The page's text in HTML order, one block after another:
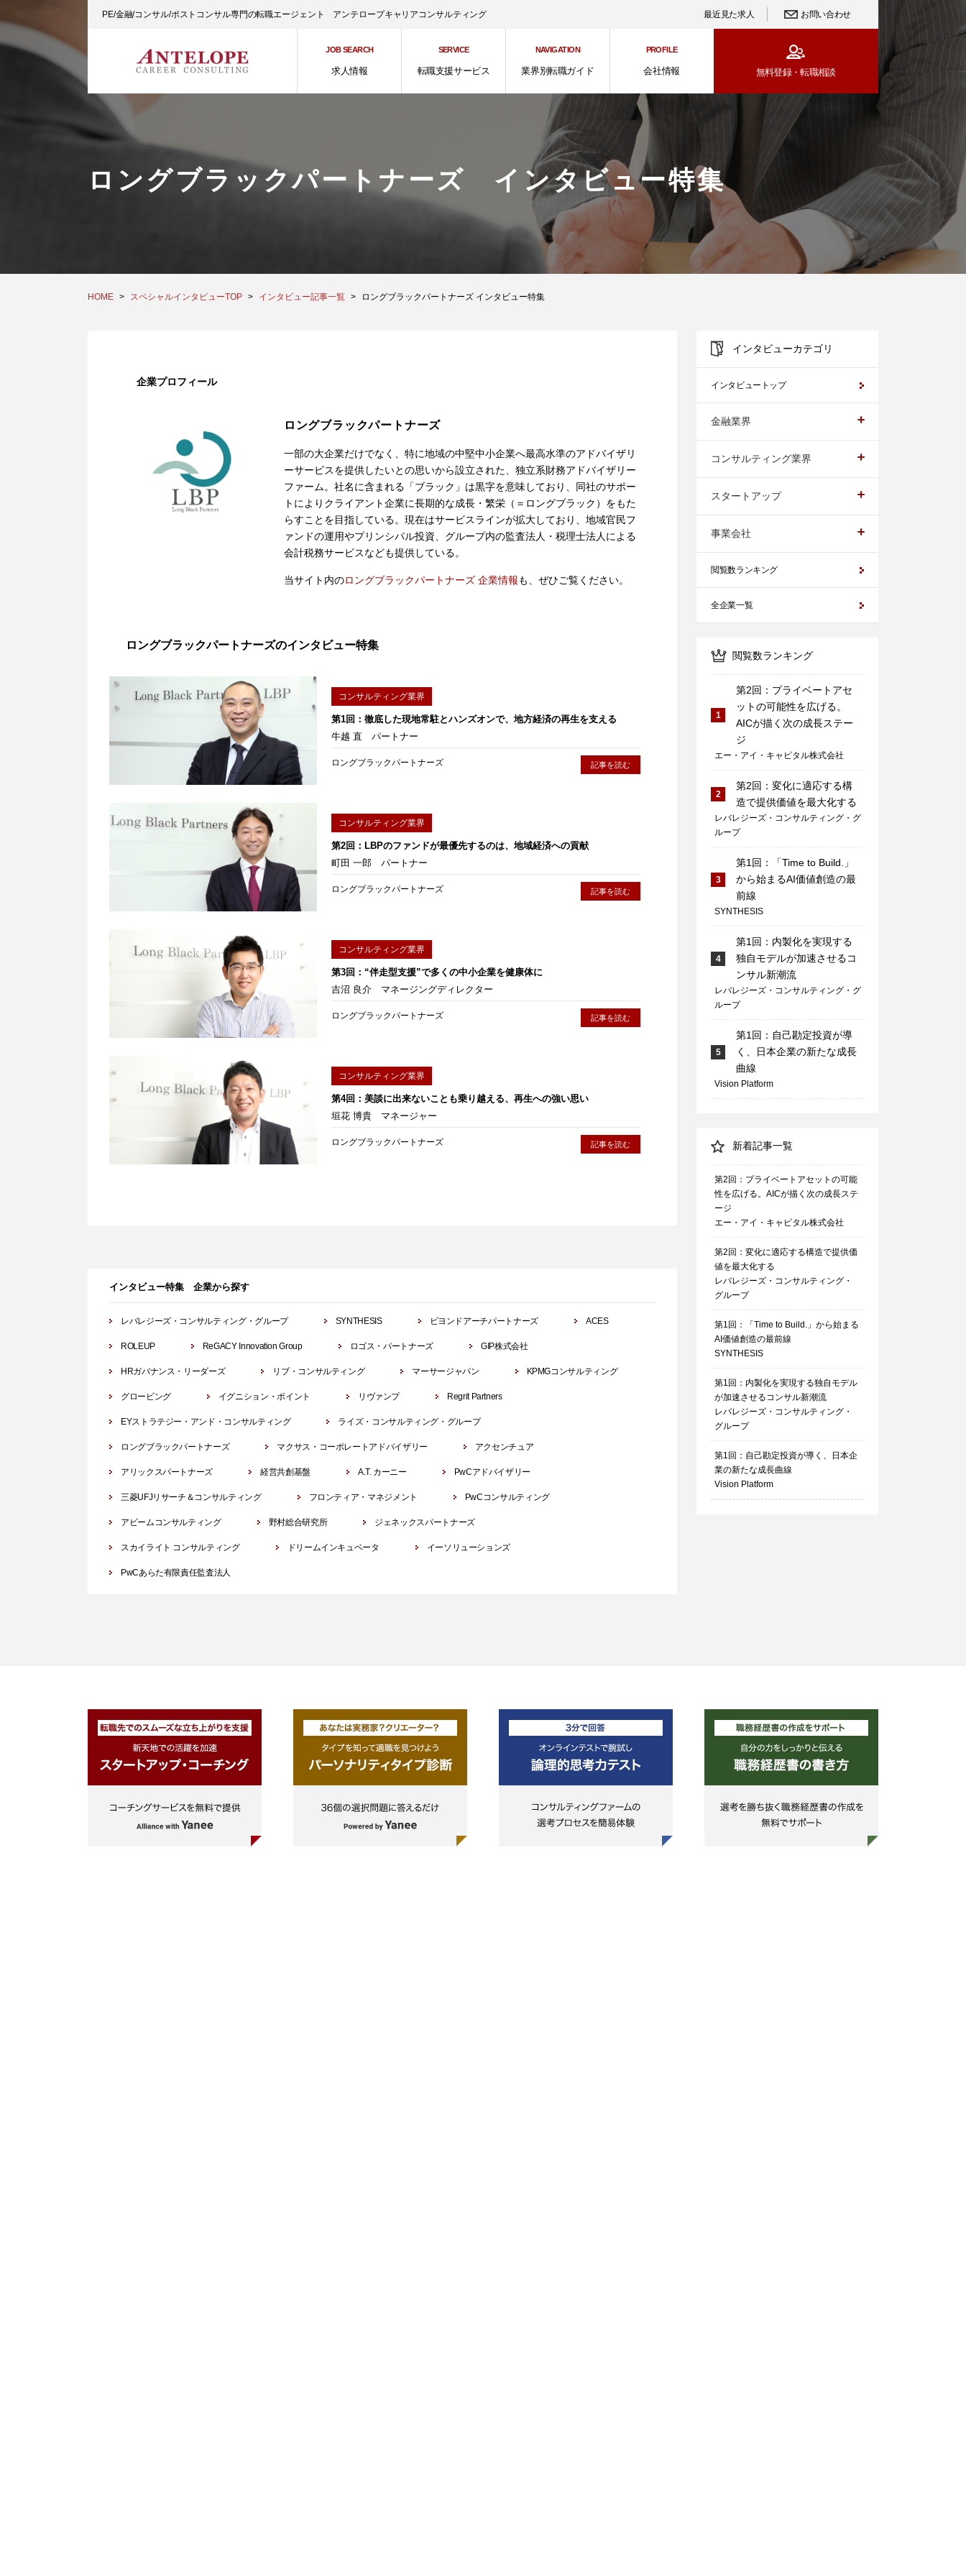
PE/金融/コンサル/ポストコンサル専門の転職エージェント アンテロープキャリアコンサルティング 最近見た求人 お問い合わせ
JOB SEARCH
求人情報
SERVICE
転職支援サービス
NAVIGATION
業界別転職ガイド
PROFILE
会社情報 無料登録・転職相談
ロングブラックパートナーズ インタビュー特集
HOME スペシャルインタビューTOP インタビュー記事一覧 ロングブラックパートナーズ インタビュー特集
企業プロフィール
ロングブラックパートナーズ
一部の大企業だけでなく、特に地域の中堅中小企業へ最高水準のアドバイザリ
ーサービスを提供したいとの思いから設立された、独立系財務アドバイザリー
ファーム。社名に含まれる「ブラック」は黒字を意味しており、同社のサポー
トによりクライアント企業に長期的な成長・繁栄（＝ロングブラック）をもた
らすことを目指している。現在はサービスラインが拡大しており、地域官民フ
ァンドの運用やプリンシパル投資、グループ内の監査法人・税理士法人による
会計税務サービスなども提供している。
当サイト内のロングブラックパートナーズ 企業情報も、ぜひご覧ください。
ロングブラックパートナーズのインタビュー特集
コンサルティング業界
第1回：徹底した現地常駐とハンズオンで、地方経済の再生を支える
牛越 直 パートナー
ロングブラックパートナーズ 記事を読む
コンサルティング業界
第2回：LBPのファンドが最優先するのは、地域経済への貢献
町田 一郎 パートナー
ロングブラックパートナーズ 記事を読む
コンサルティング業界
第3回：“伴走型支援”で多くの中小企業を健康体に
吉沼 良介 マネージングディレクター
ロングブラックパートナーズ 記事を読む
コンサルティング業界
第4回：美談に出来ないことも乗り越える、再生への強い思い
垣花 博貴 マネージャー
ロングブラックパートナーズ 記事を読む
インタビュー特集 企業から探す
レバレジーズ・コンサルティング・グループ SYNTHESIS ビヨンドアーチパートナーズ ACES
ROLEUP ReGACY Innovation Group ロゴス・パートナーズ GIP株式会社
HRガバナンス・リーダーズ リブ・コンサルティング マーサージャパン KPMGコンサルティング
グロービング イグニション・ポイント リヴァンプ Regrit Partners
EYストラテジー・アンド・コンサルティング ライズ・コンサルティング・グループ
ロングブラックパートナーズ マクサス・コーポレートアドバイザリー アクセンチュア
アリックスパートナーズ 経営共創基盤 A.T. カーニー PwCアドバイザリー
三菱UFJリサーチ＆コンサルティング フロンティア・マネジメント PwCコンサルティング
アビームコンサルティング 野村総合研究所 ジェネックスパートナーズ
スカイライト コンサルティング ドリームインキュベータ イーソリューションズ
PwCあらた有限責任監査法人
インタビューカテゴリ
インタビュートップ
金融業界
コンサルティング業界
スタートアップ
事業会社
閲覧数ランキング
全企業一覧
閲覧数ランキング
1
第2回：プライベートアセ
ットの可能性を広げる。
AICが描く次の成長ステー
ジ
エー・アイ・キャピタル株式会社
2
第2回：変化に適応する構
造で提供価値を最大化する
レバレジーズ・コンサルティング・グ
ループ
3
第1回：「Time to Build.」
から始まるAI価値創造の最
前線
SYNTHESIS
4
第1回：内製化を実現する
独自モデルが加速させるコ
ンサル新潮流
レバレジーズ・コンサルティング・グ
ループ
5
第1回：自己勘定投資が導
く、日本企業の新たな成長
曲線
Vision Platform
新着記事一覧
第2回：プライベートアセットの可能
性を広げる。AICが描く次の成長ステ
ージ
エー・アイ・キャピタル株式会社
第2回：変化に適応する構造で提供価
値を最大化する
レバレジーズ・コンサルティング・
グループ
第1回：「Time to Build.」から始まる
AI価値創造の最前線
SYNTHESIS
第1回：内製化を実現する独自モデル
が加速させるコンサル新潮流
レバレジーズ・コンサルティング・
グループ
第1回：自己勘定投資が導く、日本企
業の新たな成長曲線
Vision Platform